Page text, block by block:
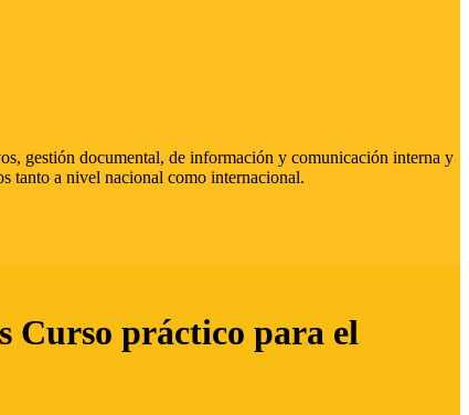
gestión documental, de información y comunicación interna y
tanto a nivel nacional como internacional.
Curso práctico para el